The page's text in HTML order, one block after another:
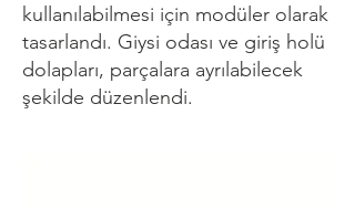
kullanılabilmesi için modüler olarak
tasarlandı. Giysi odası ve giriş holü
dolapları, parçalara ayrılabilecek
şekilde düzenlendi.